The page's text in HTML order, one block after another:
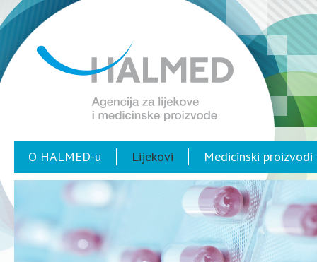
O HALMED-u Lijekovi Medicinski proizvodi